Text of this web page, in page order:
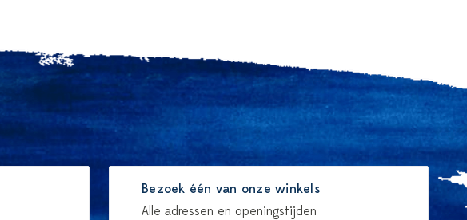
Bezoek één van onze winkels
Alle adressen en openingstijden